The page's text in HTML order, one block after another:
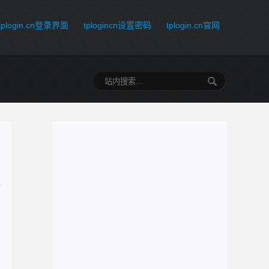
登录界面 tplogincn设置密码 tplogin.cn官网